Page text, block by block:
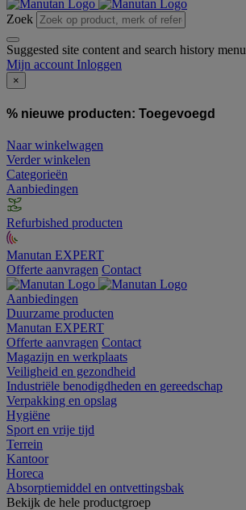
Zoek
Suggested site content and search history menu
Mijn account Inloggen
×
% nieuwe producten: Toegevoegd
Naar winkelwagen
Verder winkelen
Categorieën
Aanbiedingen
Refurbished producten
Manutan EXPERT
Offerte aanvragen Contact
Aanbiedingen
Duurzame producten
Manutan EXPERT
Offerte aanvragen Contact
Magazijn en werkplaats
Veiligheid en gezondheid
Industriële benodigdheden en gereedschap
Verpakking en opslag
Hygiëne
Sport en vrije tijd
Terrein
Kantoor
Horeca
Absorptiemiddel en ontvettingsbak
Bekijk de hele productgroep